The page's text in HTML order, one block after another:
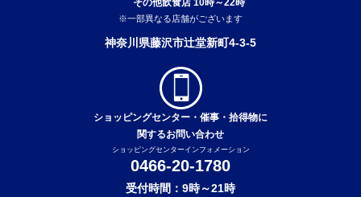
その他飲食店 10時～22時
※一部異なる店舗がございます
神奈川県藤沢市辻堂新町4-3-5
ショッピングセンター・催事・拾得物に
関するお問い合わせ
ショッピングセンターインフォメーション
0466-20-1780
受付時間：9時～21時